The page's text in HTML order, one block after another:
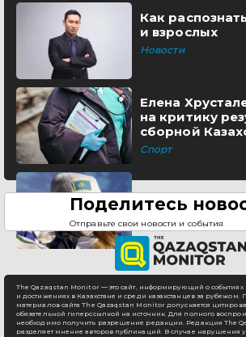
Как
и взрослых
Новости
Елена
на критику
сборной
Спорт
Поделитесь
Отправьте свои новости и события
The Qazaqstan Monitor — это сайт, информирующий о событиях в
и достижениях в Казахстане и среди казахстанцев за
материалов сайта The Qazaqstan Monitor допускается
обязательной гиперссылкой на источник. Для полного
необходимо получить разрешение редакции. Редакция The
разделяет мнение авторов публикаций. В случае нарушения